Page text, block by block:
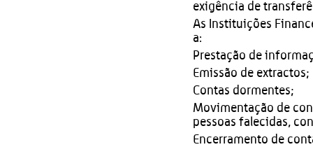
exigência de
As Instituições
a:
Prestação de
Emissão de extractos;
Contas dormentes;
Movimentação de
pessoas falecidas,
Encerramento de